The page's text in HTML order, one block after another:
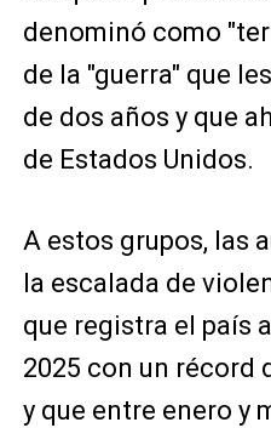
denominó como
de la "guerra" que
de dos años y que
de Estados Unidos.
A estos grupos, las
la escalada de
que registra el país
2025 con un récord
y que entre enero y